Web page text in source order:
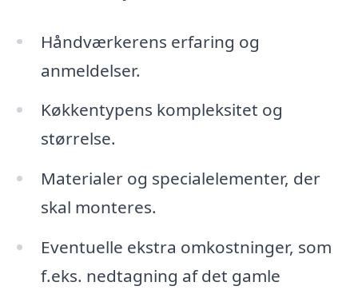
Håndværkerens erfaring og
anmeldelser.
Køkkentypens kompleksitet og
størrelse.
Materialer og specialelementer, der
skal monteres.
Eventuelle ekstra omkostninger, som
f.eks. nedtagning af det gamle